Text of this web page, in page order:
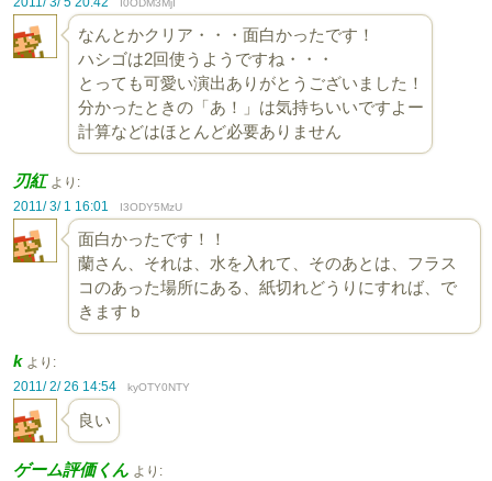
なんとかクリア・・・面白かったです！
ハシゴは2回使うようですね・・・
とっても可愛い演出ありがとうございました！
分かったときの「あ！」は気持ちいいですよー
計算などはほとんど必要ありません
刃紅 より:
2011/ 3/ 1 16:01
I3ODY5MzU
面白かったです！！
蘭さん、それは、水を入れて、そのあとは、フラス
コのあった場所にある、紙切れどうりにすれば、で
きますｂ
k より:
2011/ 2/ 26 14:54
kyOTY0NTY
良い
ゲーム評価くん より: